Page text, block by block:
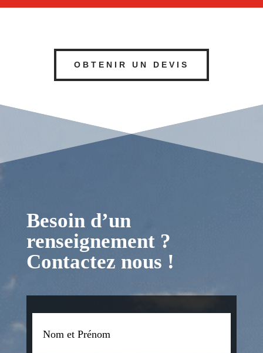
OBTENIR UN DEVIS
Besoin d’un
renseignement ?
Contactez nous !